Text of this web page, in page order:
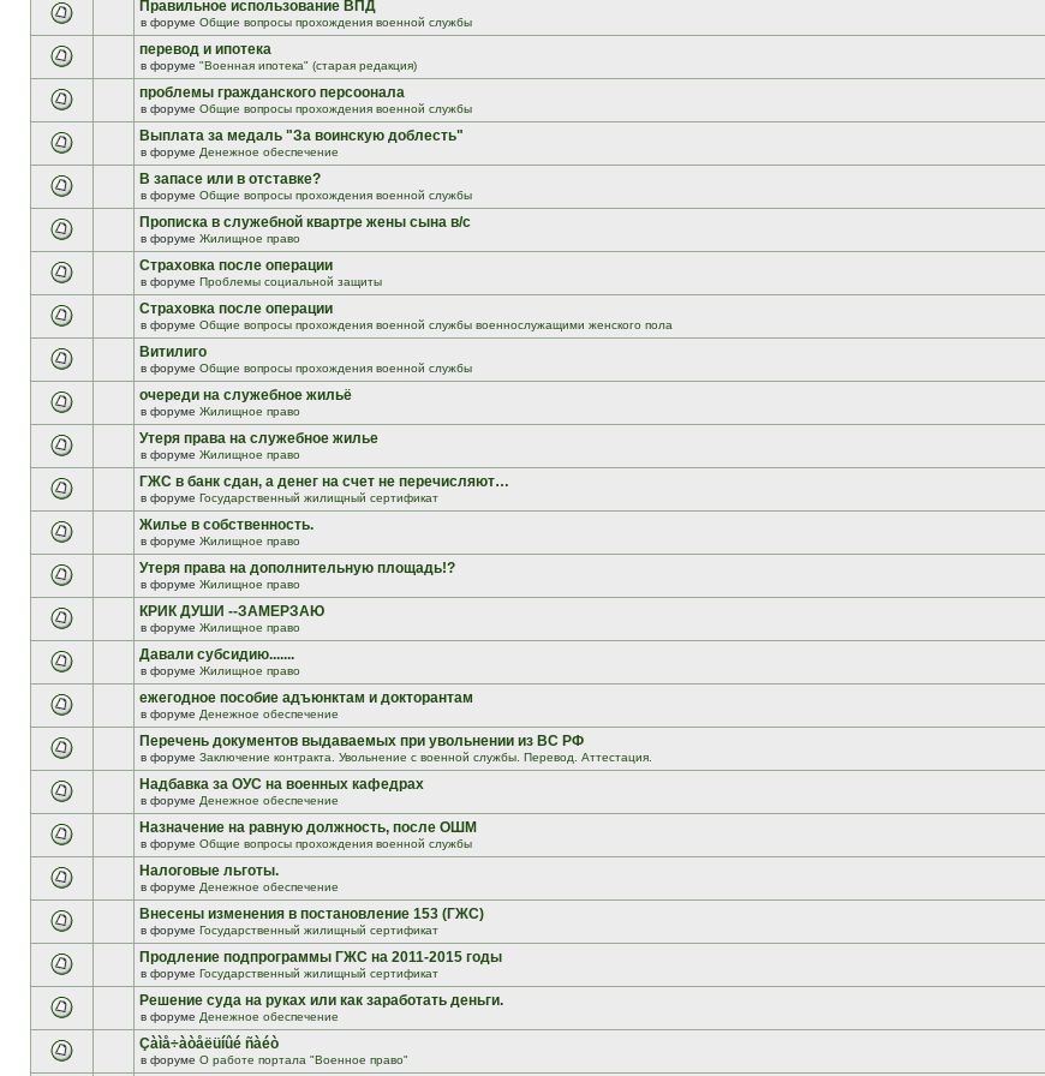
Правильное использование ВПД
в форуме Общие вопросы прохождения военной службы
перевод и ипотека
в форуме "Военная ипотека" (старая редакция)
проблемы гражданского персоонала
в форуме Общие вопросы прохождения военной службы
Выплата за медаль "За воинскую доблесть"
в форуме Денежное обеспечение
В запасе или в отставке?
в форуме Общие вопросы прохождения военной службы
Прописка в служебной квартре жены сына в/с
в форуме Жилищное право
Страховка после операции
в форуме Проблемы социальной защиты
Страховка после операции
в форуме Общие вопросы прохождения военной службы военнослужащими женского пола
Витилиго
в форуме Общие вопросы прохождения военной службы
очереди на служебное жильё
в форуме Жилищное право
Утеря права на служебное жилье
в форуме Жилищное право
ГЖС в банк сдан, а денег на счет не перечисляют…
в форуме Государственный жилищный сертификат
Жилье в собственность.
в форуме Жилищное право
Утеря права на дополнительную площадь!?
в форуме Жилищное право
КРИК ДУШИ --ЗАМЕРЗАЮ
в форуме Жилищное право
Давали субсидию.......
в форуме Жилищное право
ежегодное пособие адъюнктам и докторантам
в форуме Денежное обеспечение
Перечень документов выдаваемых при увольнении из ВС РФ
в форуме Заключение контракта. Увольнение с военной службы. Перевод. Аттестация.
Надбавка за ОУС на военных кафедрах
в форуме Денежное обеспечение
Назначение на равную должность, после ОШМ
в форуме Общие вопросы прохождения военной службы
Налоговые льготы.
в форуме Денежное обеспечение
Внесены изменения в постановление 153 (ГЖС)
в форуме Государственный жилищный сертификат
Продление подпрограммы ГЖС на 2011-2015 годы
в форуме Государственный жилищный сертификат
Решение суда на руках или как заработать деньги.
в форуме Денежное обеспечение
Çàìå÷àòåëüíûé ñàéò
в форуме О работе портала "Военное право"